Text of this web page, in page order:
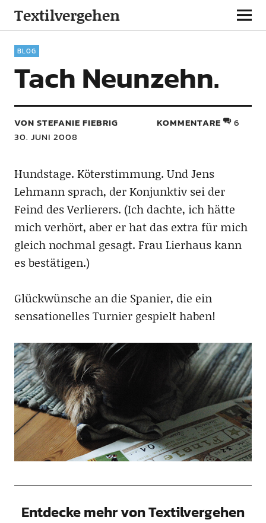
Textilvergehen
BLOG
Tach Neunzehn.
VON STEFANIE FIEBRIG
30. JUNI 2008
KOMMENTARE 6
Hundstage. Köterstimmung. Und Jens
Lehmann sprach, der Konjunktiv sei der
Feind des Verlierers. (Ich dachte, ich hätte
mich verhört, aber er hat das extra für mich
gleich nochmal gesagt. Frau Lierhaus kann
es bestätigen.)
Glückwünsche an die Spanier, die ein
sensationelles Turnier gespielt haben!
Entdecke mehr von Textilvergehen